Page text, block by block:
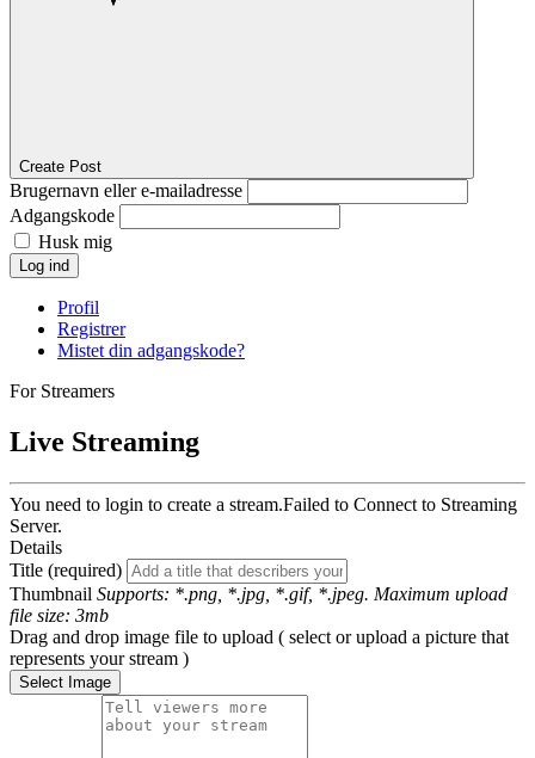
Create Post
Brugernavn eller e-mailadresse
Adgangskode
Husk mig
Log ind
Profil
Registrer
Mistet din adgangskode?
For Streamers
Live Streaming
You need to login to create a stream.Failed to Connect to Streaming
Server.
Details
Title (required)
Thumbnail Supports: *.png, *.jpg, *.gif, *.jpeg. Maximum upload
file size: 3mb
Drag and drop image file to upload ( select or upload a picture that
represents your stream )
Select Image